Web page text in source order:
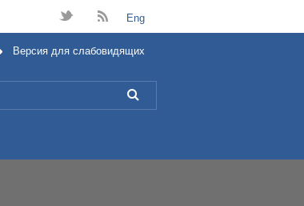
t B Eng
L
Версия для слабовидящих